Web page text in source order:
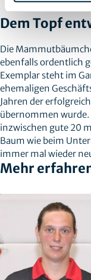
Dem Topf
Die
ebenfalls ordentlich
Exemplar steht im
ehemaligen
Jahren der
übernommen wurde.
inzwischen gute 20
Baum wie beim
immer mal wieder
Mehr